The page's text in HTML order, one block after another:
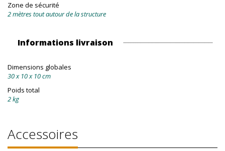
Zone de sécurité
2 mètres tout autour de la structure
Informations livraison
Dimensions globales
30 x 10 x 10 cm
Poids total
2 kg
Accessoires